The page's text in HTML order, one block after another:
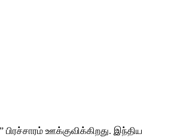
ஊக்குவிக்கிறது. இந்திய